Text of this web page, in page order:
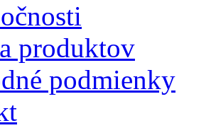
produktov
podmienky